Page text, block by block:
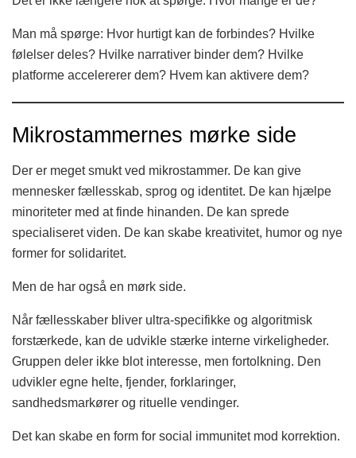
Man må spørge: Hvor hurtigt kan de forbindes? Hvilke
følelser deles? Hvilke narrativer binder dem? Hvilke
platforme accelererer dem? Hvem kan aktivere dem?
Mikrostammernes mørke side
Der er meget smukt ved mikrostammer. De kan give
mennesker fællesskab, sprog og identitet. De kan hjælpe
minoriteter med at finde hinanden. De kan sprede
specialiseret viden. De kan skabe kreativitet, humor og nye
former for solidaritet.
Men de har også en mørk side.
Når fællesskaber bliver ultra-specifikke og algoritmisk
forstærkede, kan de udvikle stærke interne virkeligheder.
Gruppen deler ikke blot interesse, men fortolkning. Den
udvikler egne helte, fjender, forklaringer,
sandhedsmarkører og rituelle vendinger.
Det kan skabe en form for social immunitet mod korrektion.